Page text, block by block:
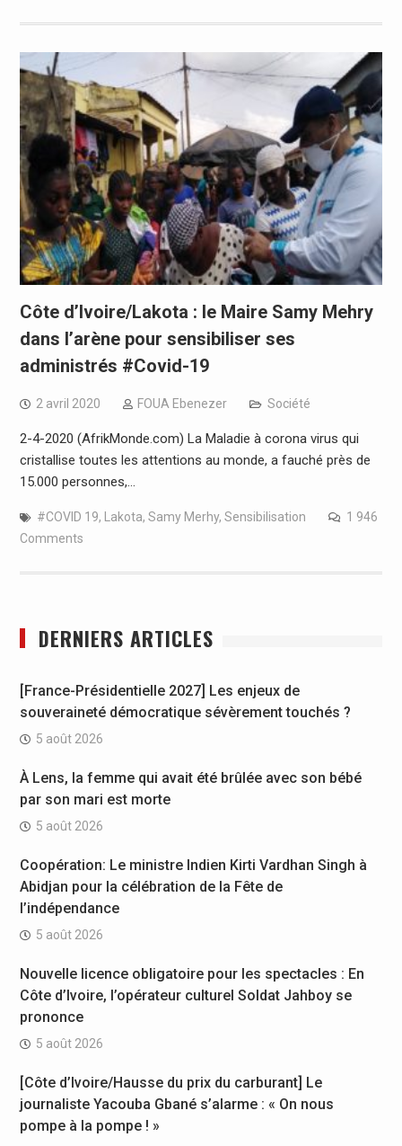
Côte d’Ivoire/Lakota : le Maire Samy Mehry
dans l’arène pour sensibiliser ses
administrés #Covid-19
2 avril 2020 FOUA Ebenezer Société
2-4-2020 (AfrikMonde.com) La Maladie à corona virus qui
cristallise toutes les attentions au monde, a fauché près de
15.000 personnes,…
#COVID 19, Lakota, Samy Merhy, Sensibilisation
1 946
Comments
DERNIERS ARTICLES
[France-Présidentielle 2027] Les enjeux de
souveraineté démocratique sévèrement touchés ?
5 août 2026
À Lens, la femme qui avait été brûlée avec son bébé
par son mari est morte
5 août 2026
Coopération: Le ministre Indien Kirti Vardhan Singh à
Abidjan pour la célébration de la Fête de
l’indépendance
5 août 2026
Nouvelle licence obligatoire pour les spectacles : En
Côte d’Ivoire, l’opérateur culturel Soldat Jahboy se
prononce
5 août 2026
[Côte d’Ivoire/Hausse du prix du carburant] Le
journaliste Yacouba Gbané s’alarme : « On nous
pompe à la pompe ! »